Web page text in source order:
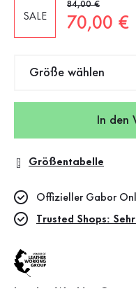
SALE
Alter Preis
84,00 €
Neuer
70,00 €
Größe wählen
In den
Größentabelle
Offizieller Gabor
Trusted Shops: